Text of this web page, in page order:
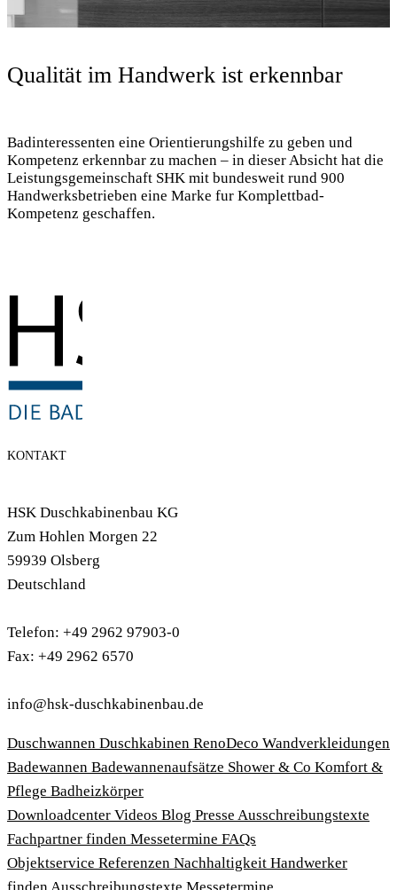
Qualität im Handwerk ist erkennbar
Badinteressenten eine Orientierungshilfe zu geben und
Kompetenz erkennbar zu machen – in dieser Absicht hat die
Leistungsgemeinschaft SHK mit bundesweit rund 900
Handwerksbetrieben eine Marke fur Komplettbad-
Kompetenz geschaffen.
KONTAKT
HSK Duschkabinenbau KG
Zum Hohlen Morgen 22
59939 Olsberg
Deutschland
Telefon: +49 2962 97903-0
Fax: +49 2962 6570
info@hsk-duschkabinenbau.de
Duschwannen Duschkabinen RenoDeco Wandverkleidungen
Badewannen Badewannenaufsätze Shower & Co Komfort &
Pflege Badheizkörper
Download­center Videos Blog Presse Ausschreibungstexte
Fachpartner finden Messetermine FAQs
Objektservice Referenzen Nachhaltigkeit Handwerker